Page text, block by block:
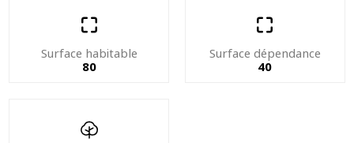
Surface habitable
80
Surface dépendance
40